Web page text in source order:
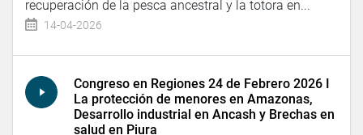
recuperación de la pesca ancestral y la totora en...
14-04-2026
Congreso en Regiones 24 de Febrero 2026 I
La protección de menores en Amazonas,
Desarrollo industrial en Ancash y Brechas en
salud en Piura